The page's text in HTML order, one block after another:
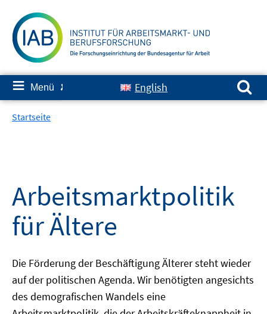
zum
Inhalt
≡ Menü ✘ English
Suchen nach:
Startseite
Arbeitsmarktpolitik
für Ältere
Die Förderung der Beschäftigung Älterer steht wieder
auf der politischen Agenda. Wir benötigten angesichts
des demografischen Wandels eine